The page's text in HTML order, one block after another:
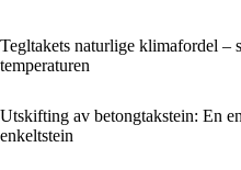
Tegltakets naturlige klimafordel –
temperaturen
Utskifting av betongtakstein: En
enkeltstein